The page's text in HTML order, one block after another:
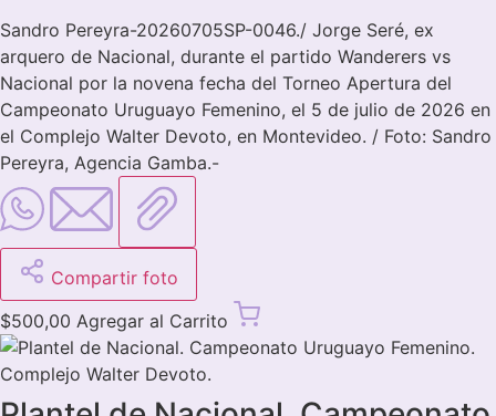
Sandro Pereyra-20260705SP-0046./ Jorge Seré, ex
arquero de Nacional, durante el partido Wanderers vs
Nacional por la novena fecha del Torneo Apertura del
Campeonato Uruguayo Femenino, el 5 de julio de 2026 en
el Complejo Walter Devoto, en Montevideo. / Foto: Sandro
Pereyra, Agencia Gamba.-
Compartir foto
$500,00 Agregar al Carrito